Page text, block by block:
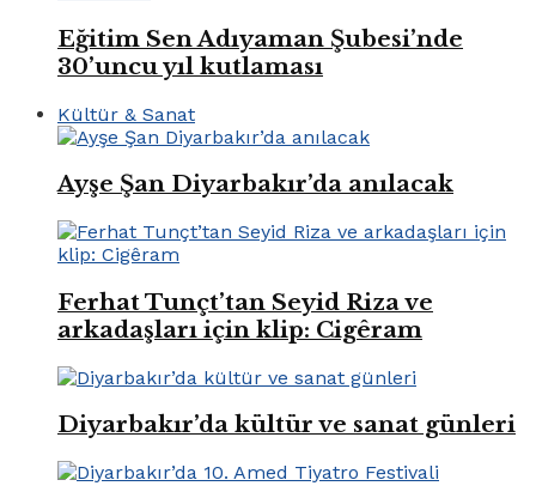
Eğitim Sen Adıyaman Şubesi’nde
30’uncu yıl kutlaması
Kültür & Sanat
Ayşe Şan Diyarbakır’da anılacak
Ferhat Tunçt’tan Seyid Riza ve
arkadaşları için klip: Cigêram
Diyarbakır’da kültür ve sanat günleri